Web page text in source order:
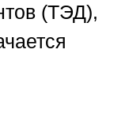
(ТЭД),